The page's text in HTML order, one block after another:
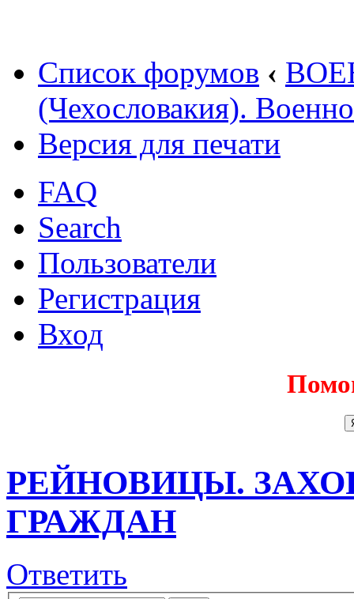
Список форумов ‹
(Чехословакия).
Версия для печати
FAQ
Search
Пользователи
Регистрация
Вход
РЕЙНОВИЦЫ.
ГРАЖДАН
Ответить